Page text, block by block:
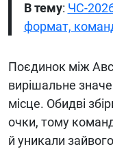
В тему: ЧС-
формат,
Поєдинок між
вирішальне
місце. Обидві
очки, тому
й уникали